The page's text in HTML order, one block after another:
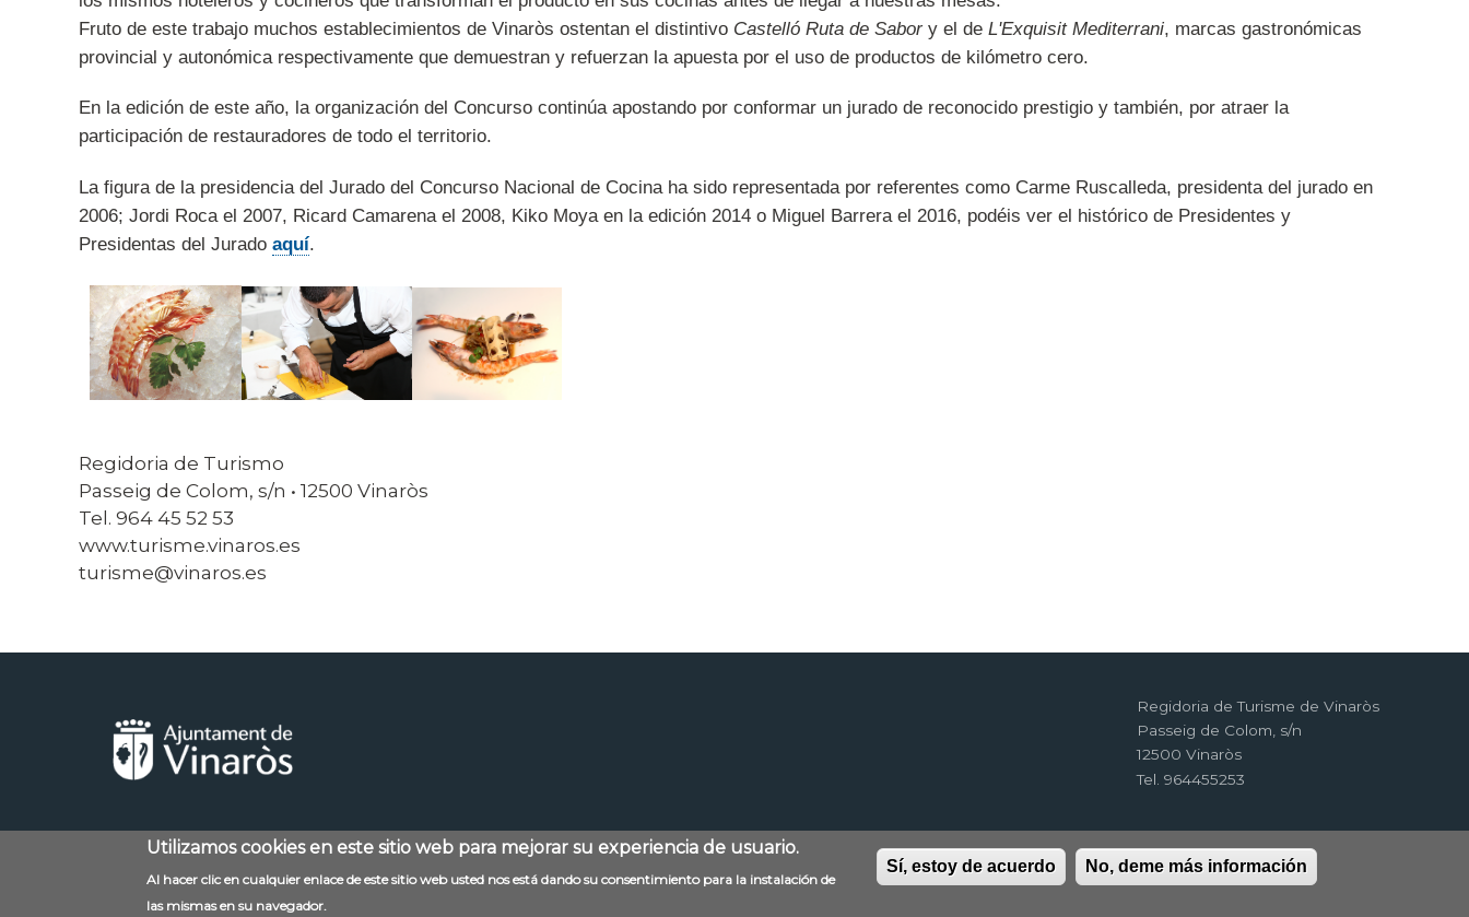
Fruto de este trabajo muchos establecimientos de Vinaròs ostentan el distintivo Castelló Ruta de Sabory el de L'Exquisit Mediterrani, marcas gastronómicas
provincial y autonómica respectivamente que demuestran y refuerzan la apuesta por el uso de productos de kilómetro cero.
En la edición de este año, la organización del Concurso continúa apostando por conformar un jurado de reconocido prestigio y también, por atraer la
participación de restauradores de todo el territorio.
La figura de la presidencia del Jurado del Concurso Nacional de Cocina ha sido representada por referentes como Carme Ruscalleda, presidenta del jurado en
2006; Jordi Roca el 2007, Ricard Camarena el 2008, Kiko Moya en la edición 2014 o Miguel Barrera el 2016, podéis ver el histórico de Presidentes y
Presidentas del Jurado aquí.
Regidoria de Turismo
Passeig de Colom, s/n • 12500 Vinaròs
Tel. 964 45 52 53
www.turisme.vinaros.es
turisme@vinaros.es
Regidoria de Turisme de Vinaròs
Passeig de Colom, s/n
12500 Vinaròs
Tel. 964455253
Contacto Aviso legal Mapa web Política de privacidad RSS
Utilizamos cookies en este sitio web para mejorar su experiencia de usuario.
Al hacer clic en cualquier enlace de este sitio web usted nos está dando su consentimiento para la instalación de
las mismas en su navegador.
Sí, estoy de acuerdo No, deme más información